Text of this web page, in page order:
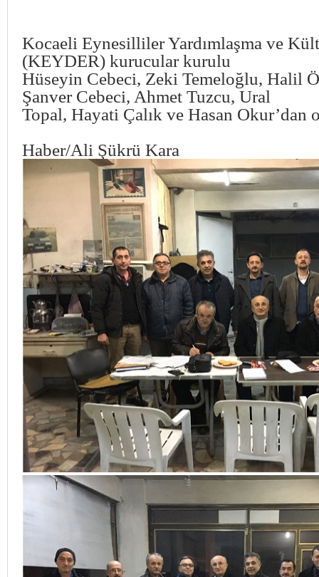
Kocaeli Eynesilliler Yardımlaşma ve
(KEYDER) kurucular kurulu
Hüseyin Cebeci, Zeki Temeloğlu, Halil
Şanver Cebeci, Ahmet Tuzcu, Ural
Topal, Hayati Çalık ve Hasan Okur’dan
Haber/Ali Şükrü Kara